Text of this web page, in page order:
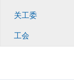
关工委
工会